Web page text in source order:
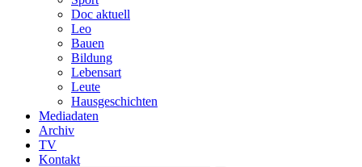
Doc aktuell
Leo
Bauen
Bildung
Lebensart
Leute
Hausgeschichten
Mediadaten
Archiv
TV
Kontakt